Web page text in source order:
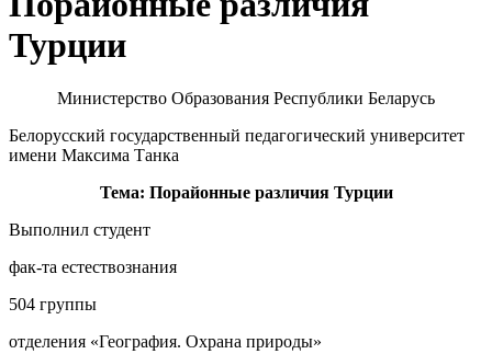
Турции
Министерство Образования Республики Беларусь
Белорусский государственный педагогический университет
имени Максима Танка
Тема: Порайонные различия Турции
Выполнил студент
фак-та естествознания
504 группы
отделения «География. Охрана природы»